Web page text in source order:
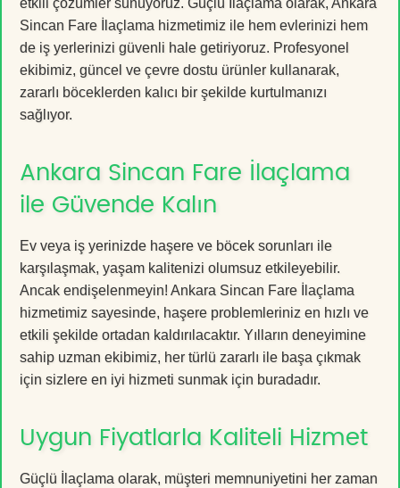
Sincan Fare İlaçlama hizmetimiz ile hem evlerinizi hem
de iş yerlerinizi güvenli hale getiriyoruz. Profesyonel
ekibimiz, güncel ve çevre dostu ürünler kullanarak,
zararlı böceklerden kalıcı bir şekilde kurtulmanızı
sağlıyor.
Ankara Sincan Fare İlaçlama
ile Güvende Kalın
Ev veya iş yerinizde haşere ve böcek sorunları ile
karşılaşmak, yaşam kalitenizi olumsuz etkileyebilir.
Ancak endişelenmeyin! Ankara Sincan Fare İlaçlama
hizmetimiz sayesinde, haşere problemleriniz en hızlı ve
etkili şekilde ortadan kaldırılacaktır. Yılların deneyimine
sahip uzman ekibimiz, her türlü zararlı ile başa çıkmak
için sizlere en iyi hizmeti sunmak için buradadır.
Uygun Fiyatlarla Kaliteli Hizmet
Güçlü İlaçlama olarak, müşteri memnuniyetini her zaman